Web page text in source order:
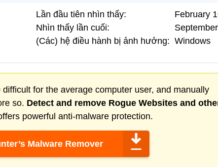
Lần đầu tiên nhìn thấy:
February
Nhìn thấy lần cuối:
(Các) hệ điều hành bị ảnh hưởng: Windows
for the average computer user, and manually
so. Detect and remove Rogue Websites and
powerful anti-malware protection.
Malware Remover